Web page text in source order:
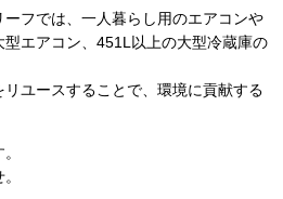
フでは、一人暮らし用のエアコンや
エアコン、451L以上の大型冷蔵庫の
ユースすることで、環境に貢献する